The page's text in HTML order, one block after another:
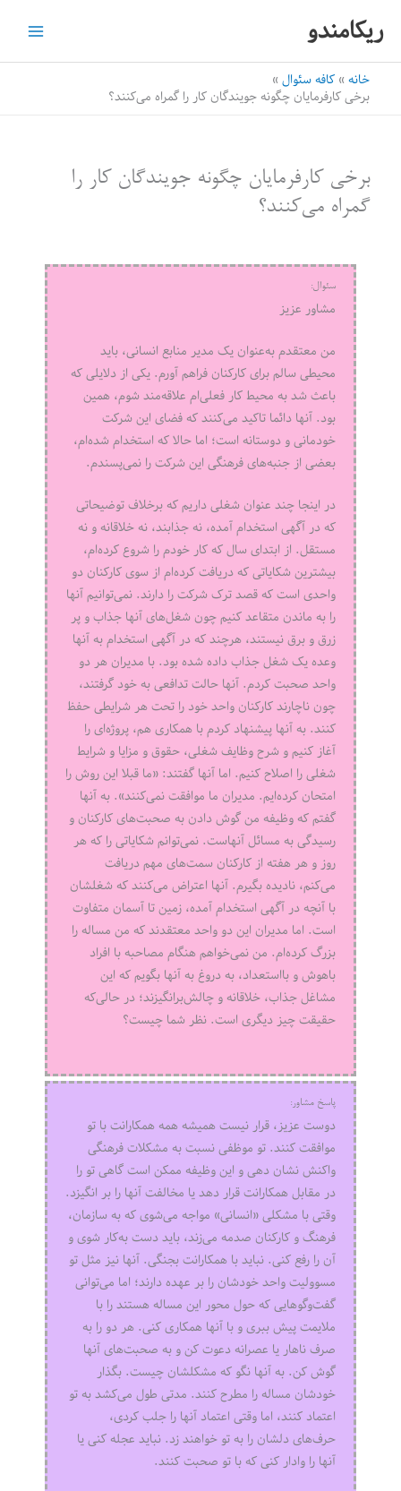
ریکامندو
خانه کافه سئوال
برخی کارفرمایان چگونه جویندگان کار را گمراه می‌کنند؟
برخی کارفرمایان چگونه جویندگان کار را
گمراه می‌کنند؟
سئوال:
مشاور عزیز
من معتقدم به‌عنوان یک مدیر منابع انسانی، باید
محیطی سالم برای کارکنان فراهم آورم. یکی از دلایلی که
باعث شد به محیط کار فعلی‌ام علاقه‌مند شوم، همین
بود. آنها دائما تاکید می‌کنند که فضای این شرکت
خودمانی و دوستانه است؛ اما حالا که استخدام شده‌ام،
بعضی از جنبه‌های فرهنگی این شرکت را نمی‌پسندم.
در اینجا چند عنوان شغلی داریم که برخلاف توضیحاتی
که در آگهی استخدام آمده، نه جذابند، نه خلاقانه و نه
مستقل. از ابتدای سال که کار خودم را شروع کرده‌ام،
بیشترین شکایاتی که دریافت کرده‌ام از سوی کارکنان دو
واحدی است که قصد ترک شرکت را دارند. نمی‌توانیم آنها
را به ماندن متقاعد کنیم چون شغل‌های آنها جذاب و پر
زرق و برق نیستند، هرچند که در آگهی استخدام به آنها
وعده یک شغل جذاب داده شده بود. با مدیران هر دو
واحد صحبت کردم. آنها حالت تدافعی به خود گرفتند،
چون ناچارند کارکنان واحد خود را تحت هر شرایطی حفظ
کنند. به آنها پیشنهاد کردم با همکاری هم، پروژه‌ای را
آغاز کنیم و شرح وظایف شغلی، حقوق و مزایا و شرایط
شغلی را اصلاح کنیم. اما آنها گفتند: «ما قبلا این روش را
امتحان کرده‌ایم. مدیران ما موافقت نمی‌کنند». به آنها
گفتم که وظیفه من گوش دادن به صحبت‌های کارکنان و
رسیدگی به مسائل آنهاست. نمی‌توانم شکایاتی را که هر
روز و هر هفته از کارکنان سمت‌های مهم دریافت
می‌کنم، نادیده بگیرم. آنها اعتراض می‌کنند که شغلشان
با آنچه در آگهی استخدام آمده، زمین تا آسمان متفاوت
است. اما مدیران این دو واحد معتقدند که من مساله را
بزرگ کرده‌ام. من نمی‌خواهم هنگام مصاحبه با افراد
باهوش و بااستعداد، به دروغ به آنها بگویم که این
مشاغل جذاب، خلاقانه و چالش‌برانگیزند؛ در حالی‌که
حقیقت چیز دیگری است. نظر شما چیست؟
پاسخ مشاور:
دوست عزیز، قرار نیست همیشه همه همکارانت با تو
موافقت کنند. تو موظفی نسبت به مشکلات فرهنگی
واکنش نشان دهی و این وظیفه ممکن است گاهی تو را
در مقابل همکارانت قرار دهد یا مخالفت آنها را بر انگیزد.
وقتی با مشکلی «انسانی» مواجه می‌شوی که به سازمان،
فرهنگ و کارکنان صدمه می‌زند، باید دست به‌کار شوی و
آن را رفع کنی. نباید با همکارانت بجنگی. آنها نیز مثل تو
مسوولیت واحد خودشان را بر عهده دارند؛ اما می‌توانی
گفت‌وگوهایی که حول محور این مساله هستند را با
ملایمت پیش ببری و با آنها همکاری کنی. هر دو را به
صرف ناهار یا عصرانه دعوت کن و به صحبت‌های آنها
گوش کن. به آنها نگو که مشکلشان چیست. بگذار
خودشان مساله را مطرح کنند. مدتی طول می‌کشد به تو
اعتماد کنند، اما وقتی اعتماد آنها را جلب کردی،
حرف‌های دلشان را به تو خواهند زد. نباید عجله کنی یا
آنها را وادار کنی که با تو صحبت کنند.